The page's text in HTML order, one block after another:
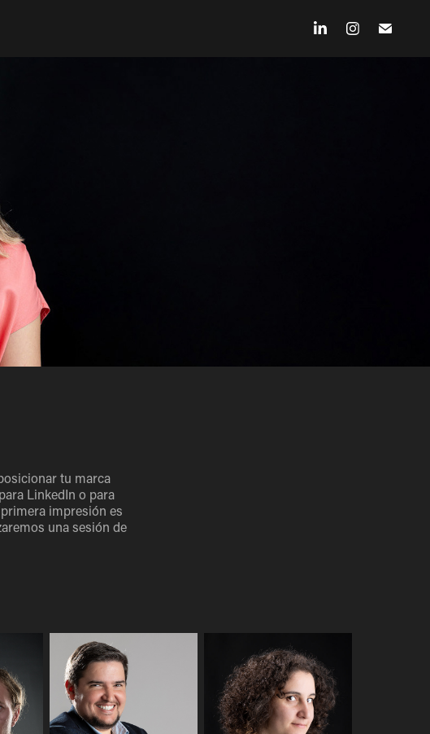
tu marca
LinkedIn o para
impresión es
una sesión de